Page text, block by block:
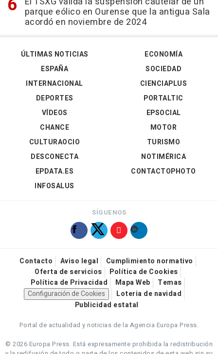
parque eólico en Ourense que la antigua Sala
acordó en noviembre de 2024
ÚLTIMAS NOTICIAS
ESPAÑA
INTERNACIONAL
DEPORTES
VÍDEOS
ECONOMÍA
SOCIEDAD
CIENCIAPLUS
PORTALTIC
EPSOCIAL
CHANCE
CULTURAOCIO
DESCONECTA
EPDATA.ES
INFOSALUS
MOTOR
TURISMO
NOTIMÉRICA
CONTACTOPHOTO
SÍGUENOS
Contacto Aviso legal
Cumplimiento normativo
Oferta de servicios
Política de Cookies
Política de Privacidad
Mapa Web
Temas
Configuración de Cookies
Loteria de navidad
Publicidad estatal
Portal de actualidad y noticias de la Agencia Europa Press.
© 2026 Europa Press. Está expresamente prohibida la redistribución